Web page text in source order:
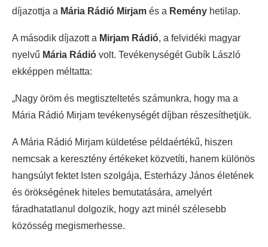
díjazottja a Mária Rádió Mirjam és a Remény hetilap.
A második díjazott a Mirjam Rádió, a felvidéki magyar
nyelvű Mária Rádió volt. Tevékenységét Gubík László
ekképpen méltatta:
„Nagy öröm és megtiszteltetés számunkra, hogy ma a
Mária Rádió Mirjam tevékenységét díjban részesíthetjük.
A Mária Rádió Mirjam küldetése példaértékű, hiszen
nemcsak a keresztény értékeket közvetíti, hanem különös
hangsúlyt fektet Isten szolgája, Esterházy János életének
és örökségének hiteles bemutatására, amelyért
fáradhatatlanul dolgozik, hogy azt minél szélesebb
közösség megismerhesse.